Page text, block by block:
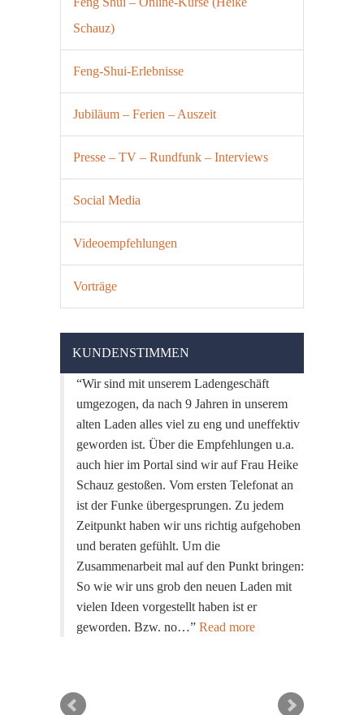
Schauz)
Feng-Shui-Erlebnisse
Jubiläum – Ferien – Auszeit
Presse – TV – Rundfunk – Interviews
Social Media
Videoempfehlungen
Vorträge
KUNDENSTIMMEN
Wir sind mit unserem Ladengeschäft
umgezogen, da nach 9 Jahren in unserem
alten Laden alles viel zu eng und uneffektiv
geworden ist. Über die Empfehlungen u.a.
auch hier im Portal sind wir auf Frau Heike
Schauz gestoßen. Vom ersten Telefonat an
ist der Funke übergesprungen. Zu jedem
Zeitpunkt haben wir uns richtig aufgehoben
und beraten gefühlt. Um die
Zusammenarbeit mal auf den Punkt bringen:
So wie wir uns grob den neuen Laden mit
vielen Ideen vorgestellt haben ist er
geworden. Bzw. no…
Read more